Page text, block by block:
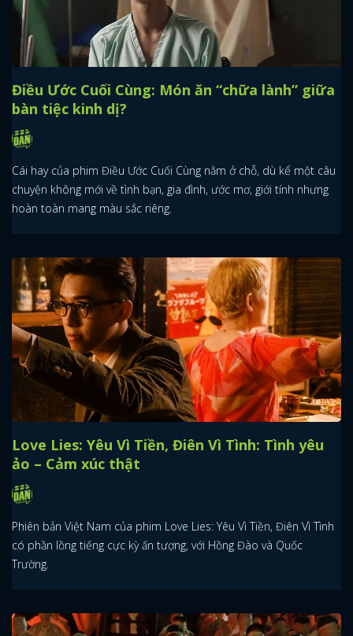
Điều Ước Cuối Cùng: Món ăn “chữa lành” giữa
bàn tiệc kinh dị?
Cái hay của phim Điều Ước Cuối Cùng nằm ở chỗ, dù kể một câu
chuyện không mới về tình bạn, gia đình, ước mơ, giới tính nhưng
hoàn toàn mang màu sắc riêng.
Love Lies: Yêu Vì Tiền, Điên Vì Tình: Tình yêu
ảo – Cảm xúc thật
Phiên bản Việt Nam của phim Love Lies: Yêu Vì Tiền, Điên Vì Tình
có phần lồng tiếng cực kỳ ấn tượng, với Hồng Đào và Quốc
Trường.